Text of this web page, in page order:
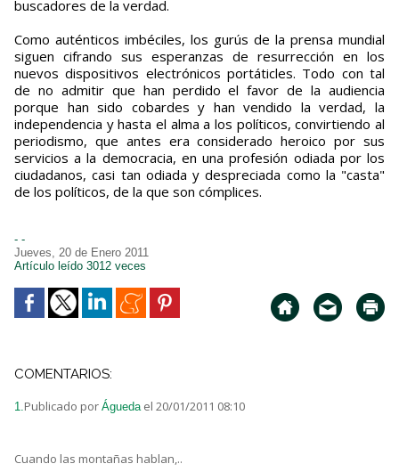
buscadores de la verdad.
Como auténticos imbéciles, los gurús de la prensa mundial
siguen cifrando sus esperanzas de resurrección en los
nuevos dispositivos electrónicos portáticles. Todo con tal
de no admitir que han perdido el favor de la audiencia
porque han sido cobardes y han vendido la verdad, la
independencia y hasta el alma a los políticos, convirtiendo al
periodismo, que antes era considerado heroico por sus
servicios a la democracia, en una profesión odiada por los
ciudadanos, casi tan odiada y despreciada como la "casta"
de los políticos, de la que son cómplices.
- -
Jueves, 20 de Enero 2011
Artículo leído 3012 veces
COMENTARIOS:
1.Publicado por Águeda el 20/01/2011 08:10
Cuando las montañas hablan,..